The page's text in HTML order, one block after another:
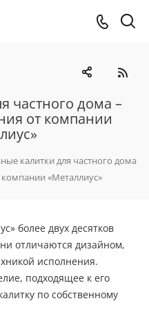
частного дома –
от компании
калитки для частного дома
«Металлиус»
более двух десятков
отличаются дизайном,
исполнения.
подходящее к его
по собственному